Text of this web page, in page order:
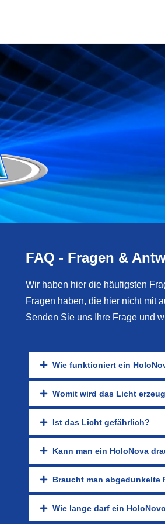
FAQ - Fragen &
Wir haben hier die häufigsten
Fragen haben, die hier nicht mit
Senden Sie uns Ihre Frage und
Wie funktioniert ein
Womit wird das Licht
Ist das Licht gefährlich?
Kann man ein HoloNova
Braucht man abgedunkelte
Wie lange darf ein